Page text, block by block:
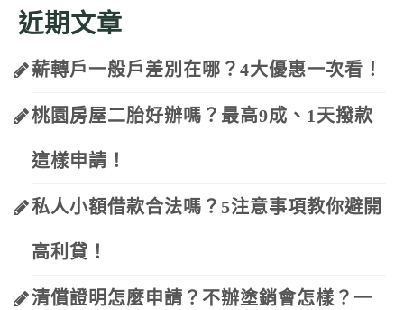
近期文章
薪轉戶一般戶差別在哪？4大優惠一次看！
桃園房屋二胎好辦嗎？最高9成、1天撥款
這樣申請！
私人小額借款合法嗎？5注意事項教你避開
高利貸！
清償證明怎麼申請？不辦塗銷會怎樣？一